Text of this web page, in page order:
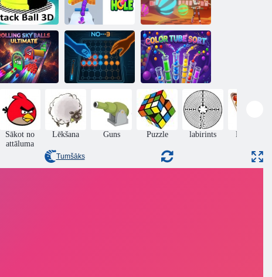
Kaudzes bumba
3d
Savienot
caurumu
Smash un
apvienot
bumbiņas
Rolling Sky
Balls Ultimate
Krāsu cauruļu
kārtošana
Sākot no
attāluma
Lēkšana Guns Puzzle labirints Biljards
Tumšāks